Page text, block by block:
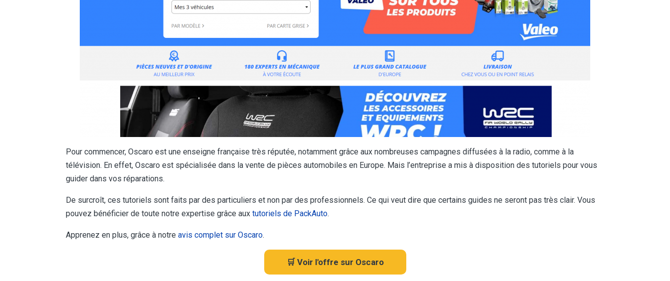
Pour commencer, Oscaro est une enseigne française très réputée, notamment grâce aux nombreuses campagnes diffusées à la radio, comme à la
télévision. En effet, Oscaro est spécialisée dans la vente de pièces automobiles en Europe. Mais l’entreprise a mis à disposition des tutoriels pour vous
guider dans vos réparations.
De surcroît, ces tutoriels sont faits par des particuliers et non par des professionnels. Ce qui veut dire que certains guides ne seront pas très clair. Vous
pouvez bénéficier de toute notre expertise grâce aux tutoriels de PackAuto.
Apprenez en plus, grâce à notre avis complet sur Oscaro.
🛒 Voir l'offre sur Oscaro